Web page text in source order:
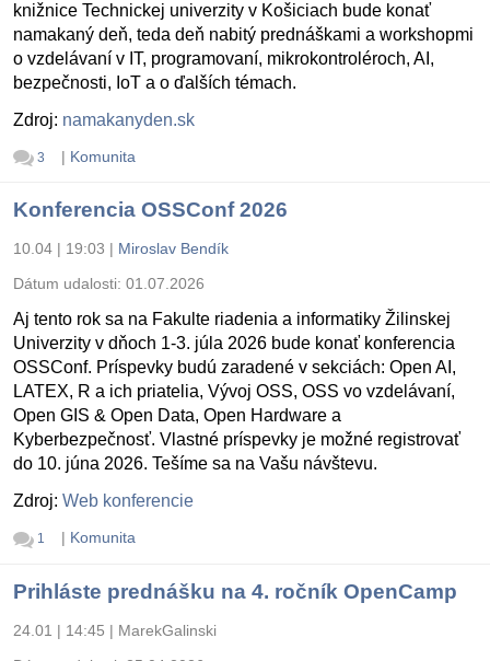
knižnice Technickej univerzity v Košiciach bude konať
namakaný deň, teda deň nabitý prednáškami a workshopmi
o vzdelávaní v IT, programovaní, mikrokontroléroch, AI,
bezpečnosti, IoT a o ďalších témach.
Zdroj: namakanyden.sk
3 | Komunita
Konferencia OSSConf 2026
10.04 | 19:03 | Miroslav Bendík
Dátum udalosti: 01.07.2026
Aj tento rok sa na Fakulte riadenia a informatiky Žilinskej
Univerzity v dňoch 1-3. júla 2026 bude konať konferencia
OSSConf. Príspevky budú zaradené v sekciách: Open AI,
LATEX, R a ich priatelia, Vývoj OSS, OSS vo vzdelávaní,
Open GIS & Open Data, Open Hardware a
Kyberbezpečnosť. Vlastné príspevky je možné registrovať
do 10. júna 2026. Tešíme sa na Vašu návštevu.
Zdroj: Web konferencie
1 | Komunita
Prihláste prednášku na 4. ročník OpenCamp
24.01 | 14:45 | MarekGalinski